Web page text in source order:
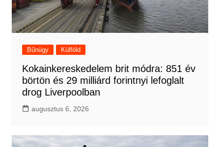
Bűnügy Külföld
Kokainkereskedelem brit módra: 851 év
börtön és 29 milliárd forintnyi lefoglalt
drog Liverpoolban
augusztus 6, 2026